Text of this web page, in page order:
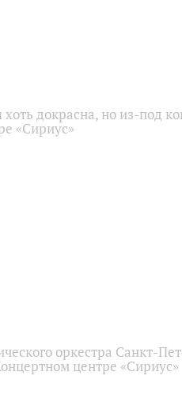
хоть докрасна, но из-под
«Сириус»
оркестра Санкт-
центре «Сириус»